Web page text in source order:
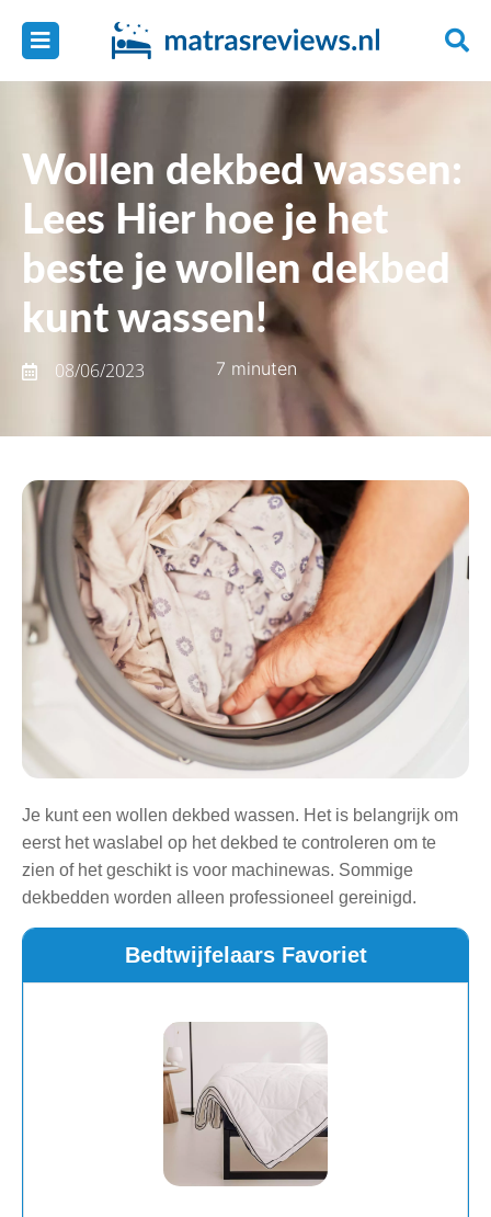
Wollen dekbed wassen:
Lees Hier hoe je het
beste je wollen dekbed
kunt wassen!
08/06/2023 7 minuten
Je kunt een wollen dekbed wassen. Het is belangrijk om
eerst het waslabel op het dekbed te controleren om te
zien of het geschikt is voor machinewas. Sommige
dekbedden worden alleen professioneel gereinigd.
Bedtwijfelaars Favoriet